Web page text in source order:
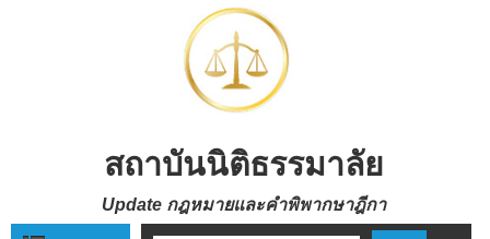
สถาบันนิติธรรมาลัย
Update กฎหมายและคำพิพากษาฎีกา